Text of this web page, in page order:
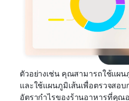
ตัวอย่างเช่น คุณสามารถใช้แผ
และใช้แผนภูมิเส้นเพื่อตรวจสอ
อัตรากำไรของร้านอาหารที่คุณ